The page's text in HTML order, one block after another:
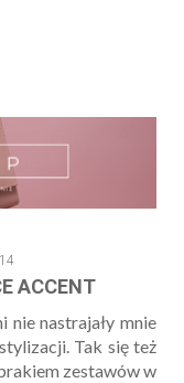
ACCENT
nie nastrajały mnie
Tak się też
zestawów w